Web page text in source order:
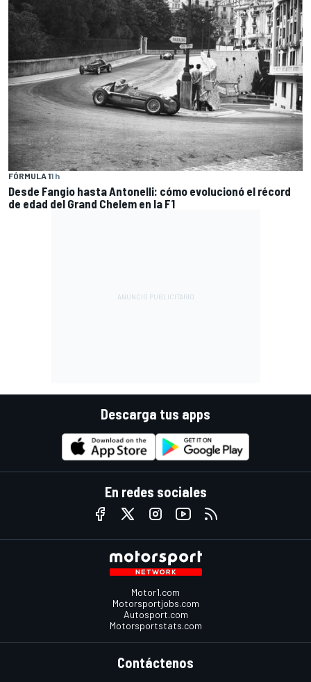
FÓRMULA 11 h
Desde Fangio hasta Antonelli: cómo evolucionó el récord
de edad del Grand Chelem en la F1
Descarga tus apps
En redes sociales
Motor1.com
Motorsportjobs.com
Autosport.com
Motorsportstats.com
Contáctenos